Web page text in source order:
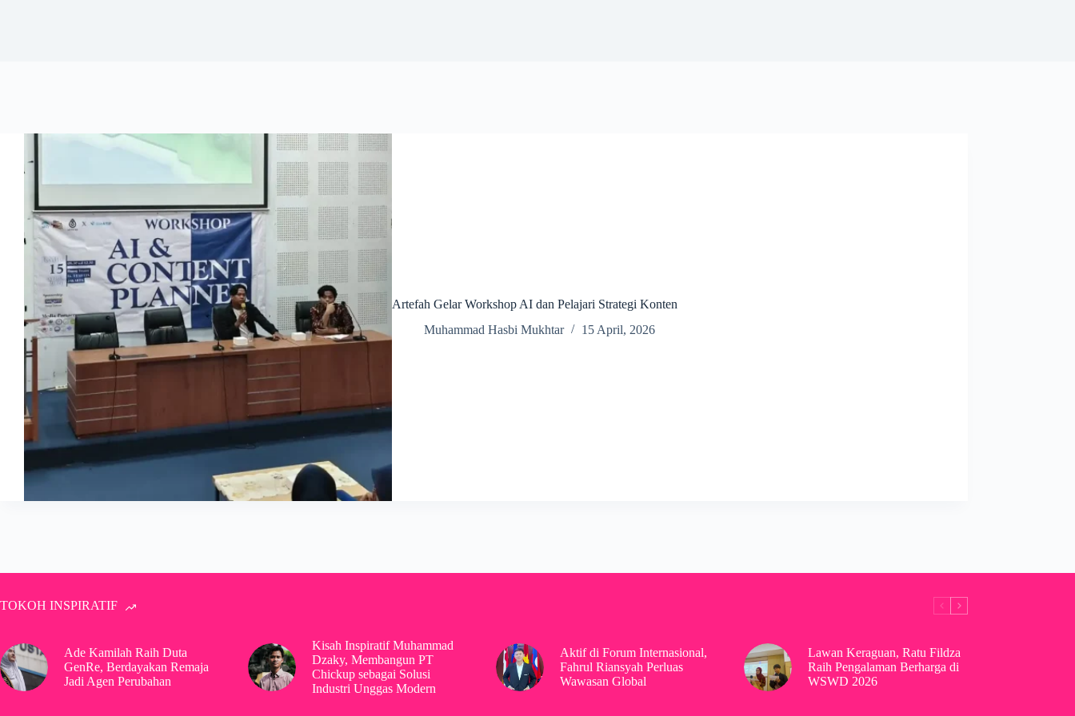
Artefah Gelar Workshop AI dan Pelajari Strategi Konten
Muhammad Hasbi Mukhtar
15 April, 2026
TOKOH INSPIRATIF
Ade Kamilah Raih Duta
GenRe, Berdayakan Remaja
Jadi Agen Perubahan
Kisah Inspiratif Muhammad
Dzaky, Membangun PT
Chickup sebagai Solusi
Industri Unggas Modern
Aktif di Forum Internasional,
Fahrul Riansyah Perluas
Wawasan Global
Lawan Keraguan, Ratu Fildza
Raih Pengalaman Berharga di
WSWD 2026